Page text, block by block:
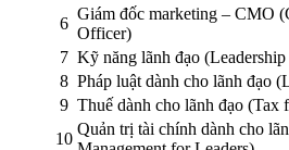
6
Giám đốc marketing – CMO
Officer)
7 Kỹ năng lãnh đạo
8 Pháp luật dành cho lãnh đạo
9 Thuế dành cho lãnh đạo (Tax
10
Quản trị tài chính dành cho